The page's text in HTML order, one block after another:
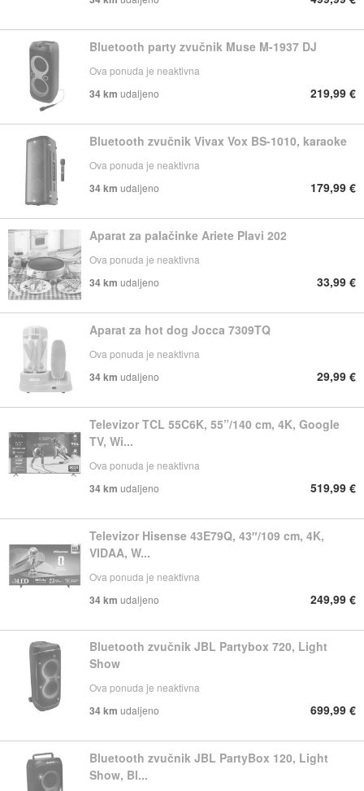
Bluetooth party zvučnik Muse M-1937 DJ
Ova ponuda je neaktivna
34 km udaljeno 219,99 €
Bluetooth zvučnik Vivax Vox BS-1010, karaoke
Ova ponuda je neaktivna
34 km udaljeno 179,99 €
Aparat za palačinke Ariete Plavi 202
Ova ponuda je neaktivna
34 km udaljeno 33,99 €
Aparat za hot dog Jocca 7309TQ
Ova ponuda je neaktivna
34 km udaljeno 29,99 €
Televizor TCL 55C6K, 55”/140 cm, 4K, Google
TV, Wi...
Ova ponuda je neaktivna
34 km udaljeno 519,99 €
Televizor Hisense 43E79Q, 43″/109 cm, 4K,
VIDAA, W...
Ova ponuda je neaktivna
34 km udaljeno 249,99 €
Bluetooth zvučnik JBL Partybox 720, Light
Show
Ova ponuda je neaktivna
34 km udaljeno 699,99 €
Bluetooth zvučnik JBL PartyBox 120, Light
Show, Bl...